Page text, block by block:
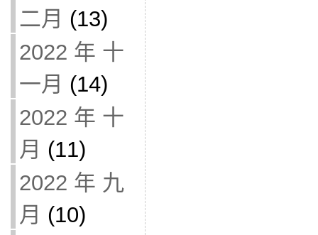
二月 (13)
2022 年 十
一月 (14)
2022 年 十
月 (11)
2022 年 九
月 (10)